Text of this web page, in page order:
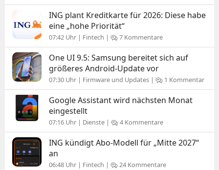
ING plant Kreditkarte für 2026: Diese habe
eine „hohe Priorität“
07:42 Uhr | Fintech | 7 Kommentare
One UI 9.5: Samsung bereitet sich auf
größeres Android-Update vor
07:30 Uhr | Firmware und Updates | 1 Kommentar
Google Assistant wird nächsten Monat
eingestellt
07:16 Uhr | Dienste | 4 Kommentare
ING kündigt Abo-Modell für „Mitte 2027“
an
06:48 Uhr | Fintech | 24 Kommentare